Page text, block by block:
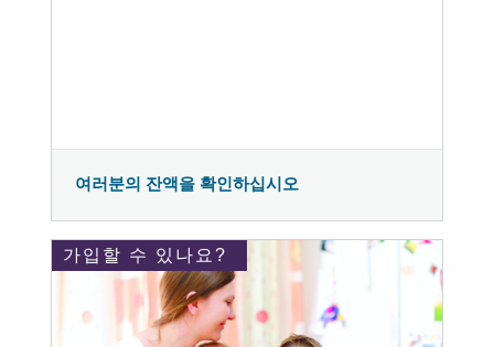
여러분의 잔액을 확인하십시오
가입할 수 있나요?